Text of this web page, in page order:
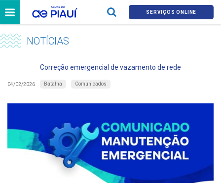
SERVIÇOS ONLINE
NOTÍCIAS
Correção emergencial de vazamento de rede
04/02/2026 Batalha Comunicados